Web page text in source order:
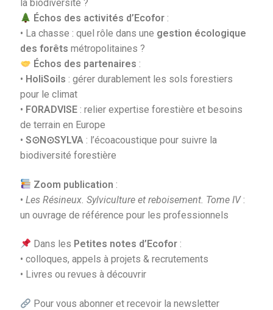
la biodiversité ?
Échos des activités d’Ecofor:
• La chasse : quel rôle dans une gestion écologique
des forêts métropolitaines ?
Échos des partenaires :
• HoliSoils : gérer durablement les sols forestiers
pour le climat
• FORADVISE: relier expertise forestière et besoins
de terrain en Europe
• S⊙N⊙SYLVA: l’écoacoustique pour suivre la
biodiversité forestière
Zoom publication :
• Les Résineux. Sylviculture et reboisement. Tome IV:
un ouvrage de référence pour les professionnels
Dans les Petites notes d’Ecofor:
• colloques, appels à projets & recrutements
• Livres ou revues à découvrir
Pour vous abonner et recevoir la newsletter